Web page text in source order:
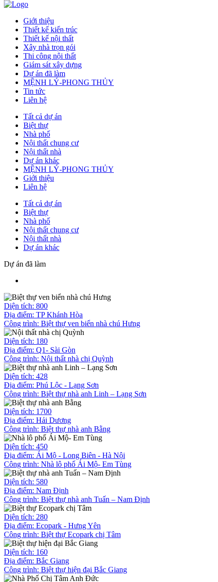
Giới thiệu
Thiết kế kiến trúc
Thiết kế nội thất
Xây nhà trọn gói
Thi công nội thất
Giám sát xây dựng
Dự án đã làm
MỆNH LÝ-PHONG THỦY
Tin tức
Liên hệ
Tất cả dự án
Biệt thự
Nhà phố
Nội thất chung cư
Nội thất nhà
Dự án khác
MỆNH LÝ-PHONG THỦY
Giới thiệu
Liên hệ
Tất cả dự án
Biệt thự
Nhà phố
Nội thất chung cư
Nội thất nhà
Dự án khác
Dự án đã làm
Diện tích: 800
Địa điểm: TP Khánh Hòa
Công trình: Biệt thự ven biển nhà chú Hưng
Diện tích: 180
Địa điểm: Q1- Sài Gòn
Công trình: Nội thất nhà chị Quỳnh
Diện tích: 428
Địa điểm: Phú Lộc - Lạng Sơn
Công trình: Biệt thự nhà anh Linh – Lạng Sơn
Diện tích: 1700
Địa điểm: Hải Dương
Công trình: Biệt thự nhà anh Bằng
Diện tích: 450
Địa điểm: Ái Mộ - Long Biên - Hà Nội
Công trình: Nhà lô phố Ái Mộ- Em Tùng
Diện tích: 580
Địa điểm: Nam Định
Công trình: Biệt thự nhà anh Tuấn – Nam Định
Diện tích: 280
Địa điểm: Ecopark - Hưng Yên
Công trình: Biệt thự Ecopark chị Tâm
Diện tích: 160
Địa điểm: Bắc Giang
Công trình: Biệt thự hiện đại Bắc Giang